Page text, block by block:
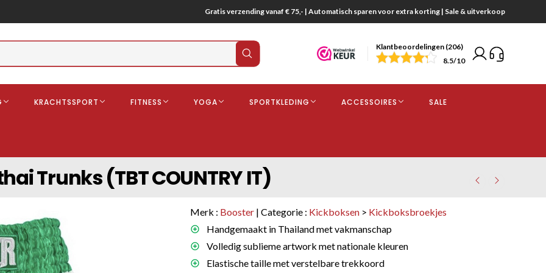
Gratis verzending vanaf € 75,- | Automatisch sparen voor extra korting | Sale & uitverkoop
Klantbeoordelingen (206)
8.5/10
Gebitsbescherming
KRACHTSSPORT FITNESS YOGA SPORTKLEDING ACCESSOIRES SALE
Trunks (TBT COUNTRY IT)
Merk : Booster | Categorie : Kickboksen > Kickboksbroekjes
Handgemaakt in Thailand met vakmanschap
Volledig sublieme artwork met nationale kleuren
Elastische taille met verstelbare trekkoord